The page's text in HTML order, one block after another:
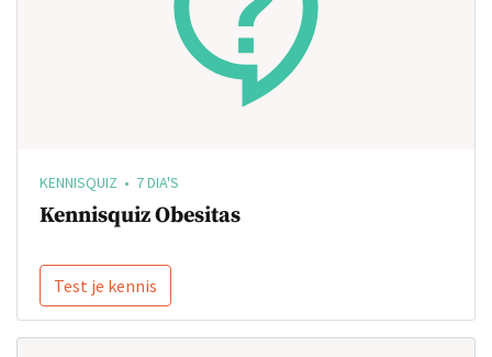
KENNISQUIZ • 7 DIA'S
Kennisquiz Obesitas
Test je kennis